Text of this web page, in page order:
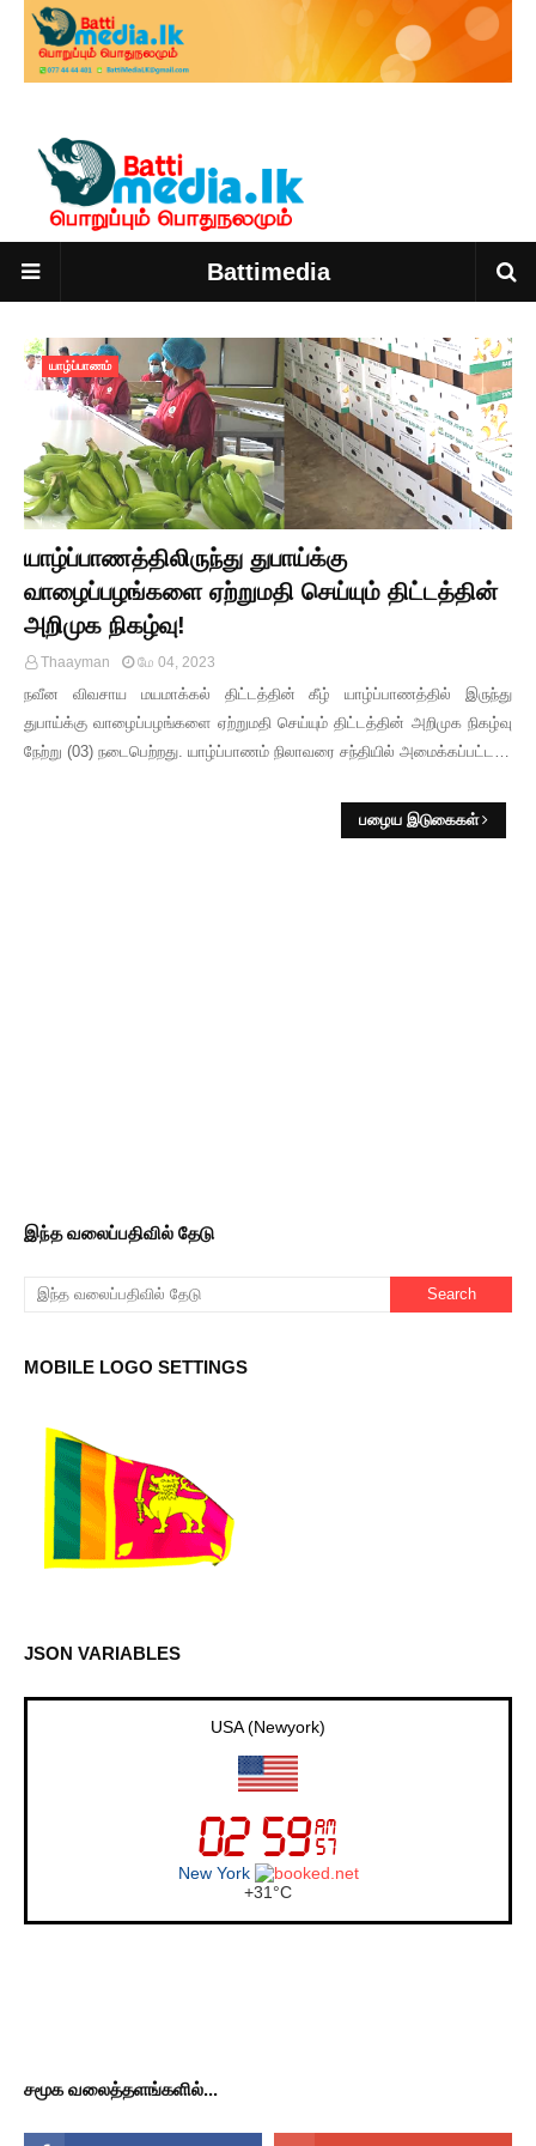
Battimedia
யாழ்ப்பாணம்
யாழ்ப்பாணத்திலிருந்து துபாய்க்கு
வாழைப்பழங்களை ஏற்றுமதி செய்யும் திட்டத்தின்
அறிமுக நிகழ்வு!
Thaayman மே 04, 2023
நவீன விவசாய மயமாக்கல் திட்டத்தின் கீழ் யாழ்ப்பாணத்தில் இருந்து
துபாய்க்கு வாழைப்பழங்களை ஏற்றுமதி செய்யும் திட்டத்தின் அறிமுக நிகழ்வு
நேற்று (03) நடைபெற்றது. யாழ்ப்பாணம் நிலாவரை சந்தியில் அமைக்கப்பட்ட…
பழைய இடுகைகள்
இந்த வலைப்பதிவில் தேடு
MOBILE LOGO SETTINGS
JSON VARIABLES
USA (Newyork)
New York
+31°C
சமூக வலைத்தளங்களில்...